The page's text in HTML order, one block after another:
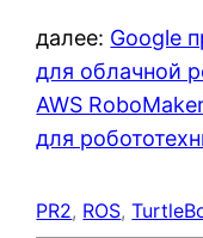
далее: Google
для облачной
AWS
для
PR2, ROS,